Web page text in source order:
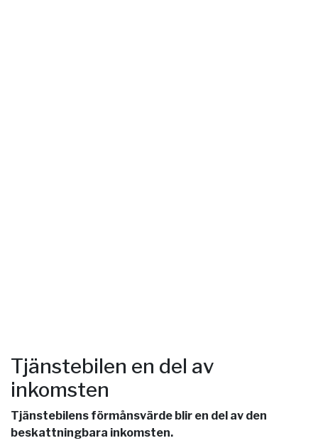
Tjänstebilen en del av
inkomsten
Tjänstebilens förmånsvärde blir en del av den
beskattningbara inkomsten.